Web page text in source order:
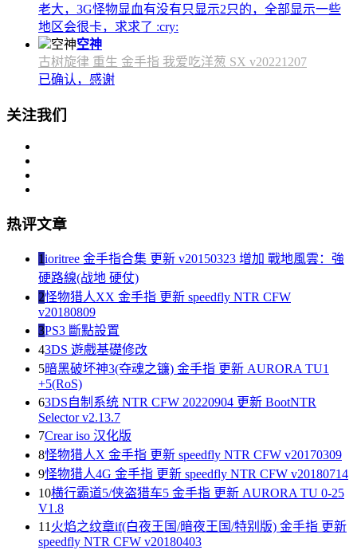
老大，3G怪物显血有没有只显示2只的，全部显示一些
地区会很卡，求求了 :cry:
空神
古树旋律 重生 金手指 我爱吃洋葱 SX v20221207
已确认，感谢
关注我们
热评文章
1ioritree 金手指合集 更新 v20150323 增加 戰地風雲：強
硬路線(战地 硬仗)
2怪物猎人XX 金手指 更新 speedfly NTR CFW
v20180809
3PS3 斷點設置
43DS 遊戲基礎修改
5暗黑破坏神3(夺魂之镰) 金手指 更新 AURORA TU1
+5(RoS)
63DS自制系统 NTR CFW 20220904 更新 BootNTR
Selector v2.13.7
7Crear iso 汉化版
8怪物猎人X 金手指 更新 speedfly NTR CFW v20170309
9怪物猎人4G 金手指 更新 speedfly NTR CFW v20180714
10横行霸道5/侠盗猎车5 金手指 更新 AURORA TU 0-25
V1.8
11火焰之纹章if(白夜王国/暗夜王国/特别版) 金手指 更新
speedfly NTR CFW v20180403